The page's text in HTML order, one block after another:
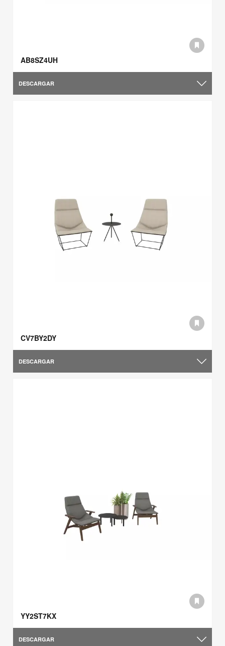
AB8SZ4UH
DESCARGAR
CV7BY2DY
DESCARGAR
YY2ST7KX
DESCARGAR